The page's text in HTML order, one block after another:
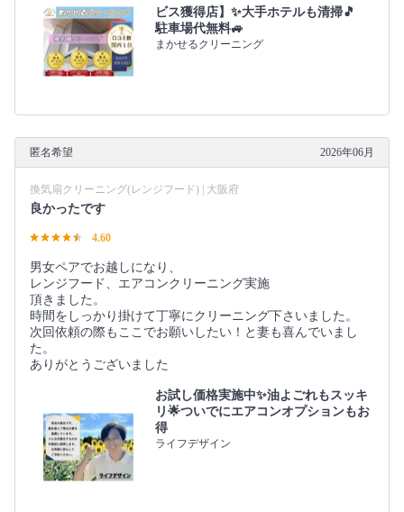
ビス獲得店】✨大手ホテルも清掃🎵
駐車場代無料🚙
まかせるクリーニング
匿名希望 2026年06月
換気扇クリーニング(レンジフード) | 大阪府
良かったです
4.60
男女ペアでお越しになり、
レンジフード、エアコンクリーニング実施
頂きました。
時間をしっかり掛けて丁寧にクリーニング下さいました。
次回依頼の際もここでお願いしたい！と妻も喜んでいまし
た。
ありがとうございました
お試し価格実施中✨油よごれもスッキ
リ🌟ついでにエアコンオプションもお
得
ライフデザイン